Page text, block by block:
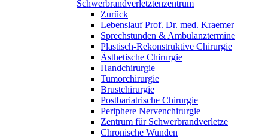
Schwerbrandverletztenzentrum
Zurück
Lebenslauf Prof. Dr. med. Kraemer
Sprechstunden & Ambulanztermine
Plastisch-Rekonstruktive Chirurgie
Ästhetische Chirurgie
Handchirurgie
Tumorchirurgie
Brustchirurgie
Postbariatrische Chirurgie
Periphere Nervenchirurgie
Zentrum für Schwerbrandverletze
Chronische Wunden